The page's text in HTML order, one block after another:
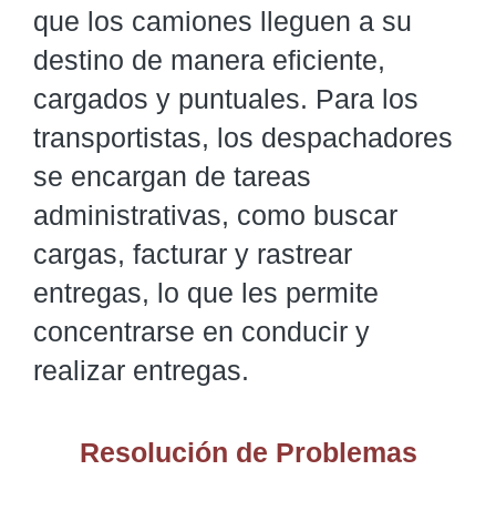
que los camiones lleguen a su
destino de manera eficiente,
cargados y puntuales. Para los
transportistas, los despachadores
se encargan de tareas
administrativas, como buscar
cargas, facturar y rastrear
entregas, lo que les permite
concentrarse en conducir y
realizar entregas.
Resolución de Problemas